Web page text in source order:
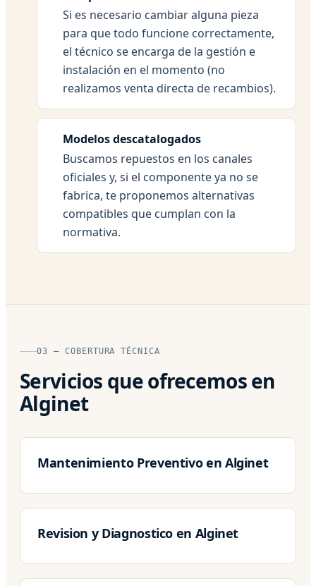
Si es necesario cambiar alguna pieza
para que todo funcione correctamente,
el técnico se encarga de la gestión e
instalación en el momento (no
realizamos venta directa de recambios).
Modelos descatalogados
Buscamos repuestos en los canales
oficiales y, si el componente ya no se
fabrica, te proponemos alternativas
compatibles que cumplan con la
normativa.
03 — COBERTURA TÉCNICA
Servicios que ofrecemos en
Alginet
Mantenimiento Preventivo en Alginet
Revision y Diagnostico en Alginet